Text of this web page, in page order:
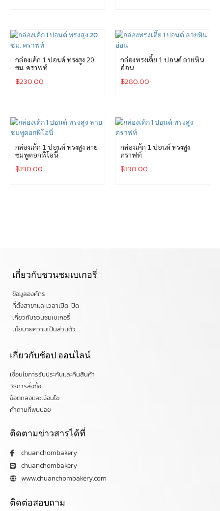
กล่องเค้ก 1 ปอนด์ ทรงสูง 20
ซม. คราฟท์
฿230.00
กล่องทรงเตี้ย 1 ปอนด์ ลายหิน
อ่อน
฿280.00
กล่องเค้ก 1 ปอนด์ ทรงสูง ลาย
ชมพูดอกพิโอนี่
฿190.00
กล่องเค้ก 1 ปอนด์ ทรงสูง
คราฟท์
฿190.00
เกี่ยวกับชวนชมเบเกอรี่
ข้อมูลองค์กร
ที่ตั้งสาขาและเวลาเปิด-ปิด
เกี่ยวกับชวนชมเบเกอรี่
นโยบายความเป็นส่วนตัว
เกี่ยวกับช้อป ออนไลน์
เงื่อนไขการรับประกันและคืนสินค้า
วิธีการสั่งซื้อ
ข้อตกลงและเงื่อนไข
คำถามที่พบบ่อย
ติดตามข่าวสารได้ที่
chuanchombakery
chuanchombakery
www.chuanchombakery.com
ติดต่อสอบถาม